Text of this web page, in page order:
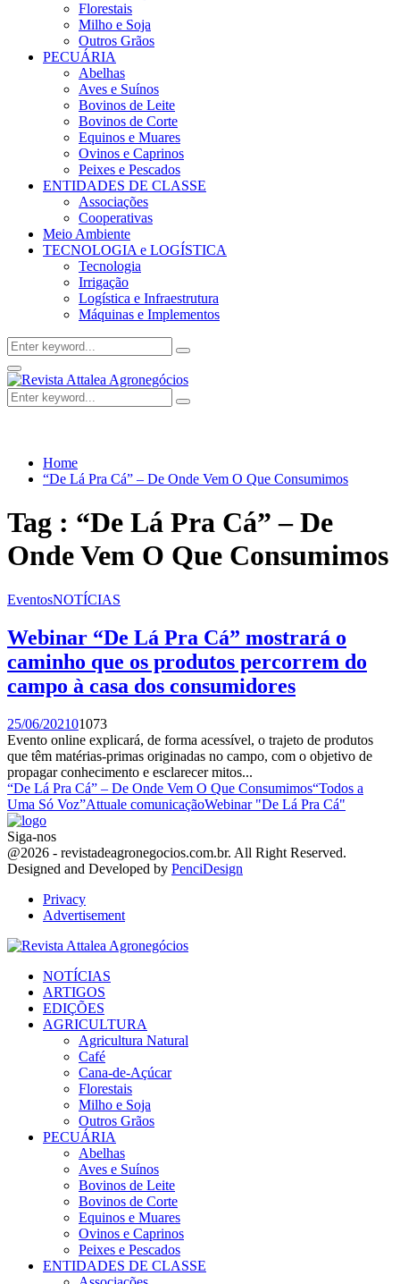
Florestais
Milho e Soja
Outros Grãos
PECUÁRIA
Abelhas
Aves e Suínos
Bovinos de Leite
Bovinos de Corte
Equinos e Muares
Ovinos e Caprinos
Peixes e Pescados
ENTIDADES DE CLASSE
Associações
Cooperativas
Meio Ambiente
TECNOLOGIA e LOGÍSTICA
Tecnologia
Irrigação
Logística e Infraestrutura
Máquinas e Implementos
Search
for:
Search
Facebook
Twitter
Instagram
Linkedin
Youtube
Email
Primary
Menu
Search
for:
Search
Home
“De Lá Pra Cá” – De Onde Vem O Que Consumimos
Tag : “De Lá Pra Cá” – De
Onde Vem O Que Consumimos
EventosNOTÍCIAS
Webinar “De Lá Pra Cá” mostrará o
caminho que os produtos percorrem do
campo à casa dos consumidores
25/06/202101073
Evento online explicará, de forma acessível, o trajeto de produtos
que têm matérias-primas originadas no campo, com o objetivo de
propagar conhecimento e esclarecer mitos...
“De Lá Pra Cá” – De Onde Vem O Que Consumimos“Todos a
Uma Só Voz”Attuale comunicaçãoWebinar "De Lá Pra Cá"
Siga-nos
Facebook
Twitter
Instagram
Linkedin
Youtube
Email
@2026 - revistadeagronegocios.com.br. All Right Reserved.
Designed and Developed by PenciDesign
Privacy
Advertisement
NOTÍCIAS
ARTIGOS
EDIÇÕES
AGRICULTURA
Agricultura Natural
Café
Cana-de-Açúcar
Florestais
Milho e Soja
Outros Grãos
PECUÁRIA
Abelhas
Aves e Suínos
Bovinos de Leite
Bovinos de Corte
Equinos e Muares
Ovinos e Caprinos
Peixes e Pescados
ENTIDADES DE CLASSE